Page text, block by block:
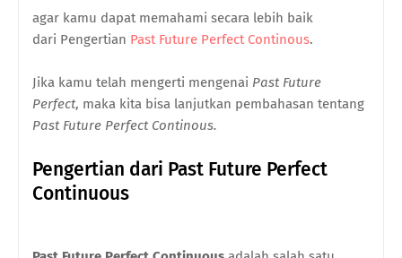
agar kamu dapat memahami secara lebih baik
dari Pengertian Past Future Perfect Continous.
Jika kamu telah mengerti mengenai Past Future
Perfect, maka kita bisa lanjutkan pembahasan tentang
Past Future Perfect Continous.
Pengertian dari Past Future Perfect
Continuous